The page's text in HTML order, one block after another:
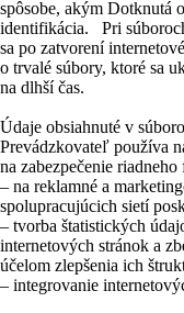
spôsobe, akým Dotknutá
identifikácia. Pri
sa po zatvorení
o trvalé súbory, ktoré sa
na dlhší čas.
Údaje obsiahnuté v
Prevádzkovateľ používa
na zabezpečenie
– na reklamné a
spolupracujúcich sietí
– tvorba štatistických
internetových stránok a
účelom zlepšenia ich
– integrovanie